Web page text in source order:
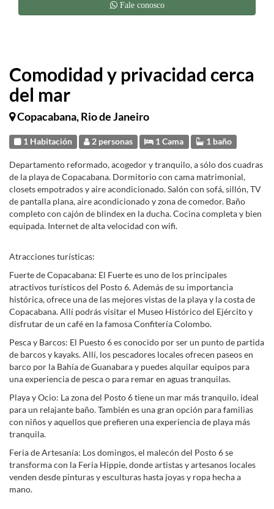
Comodidad y privacidad cerca
del mar
Copacabana, Rio de Janeiro
1 Habitación 2 personas 1 Cama 1 baño
Departamento reformado, acogedor y tranquilo, a sólo dos cuadras
de la playa de Copacabana. Dormitorio con cama matrimonial,
closets empotrados y aire acondicionado. Salón con sofá, sillón, TV
de pantalla plana, aire acondicionado y zona de comedor. Baño
completo con cajón de blindex en la ducha. Cocina completa y bien
equipada. Internet de alta velocidad con wifi.
Atracciones turísticas:
Fuerte de Copacabana: El Fuerte es uno de los principales
atractivos turísticos del Posto 6. Además de su importancia
histórica, ofrece una de las mejores vistas de la playa y la costa de
Copacabana. Allí podrás visitar el Museo Histórico del Ejército y
disfrutar de un café en la famosa Confitería Colombo.
Pesca y Barcos: El Puesto 6 es conocido por ser un punto de partida
de barcos y kayaks. Allí, los pescadores locales ofrecen paseos en
barco por la Bahía de Guanabara y puedes alquilar equipos para
una experiencia de pesca o para remar en aguas tranquilas.
Playa y Ocio: La zona del Posto 6 tiene un mar más tranquilo, ideal
para un relajante baño. También es una gran opción para familias
con niños y aquellos que prefieren una experiencia de playa más
tranquila.
Feria de Artesanía: Los domingos, el malecón del Posto 6 se
transforma con la Feria Hippie, donde artistas y artesanos locales
venden desde pinturas y esculturas hasta joyas y ropa hecha a
mano.
Fale conosco